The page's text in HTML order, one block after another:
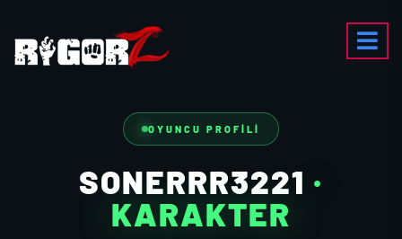
OYUNCU PROFILI
SONERRR3221 ·
KARAKTER